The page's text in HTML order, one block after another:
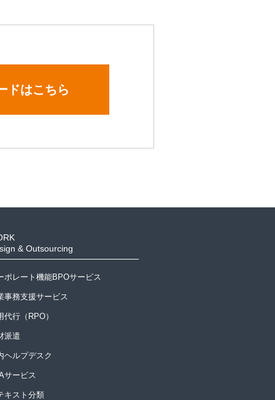
ドはこちら
& Outsourcing
ポレート機能BPOサービス
事務支援サービス
代行（RPO）
派遣
ヘルプデスク
サービス
キスト分類